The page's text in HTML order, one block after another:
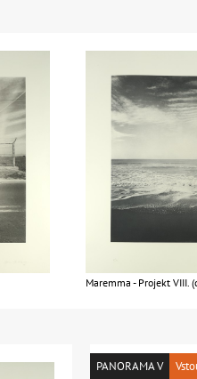
Maremma - Projekt VIII.
PANORAMA V